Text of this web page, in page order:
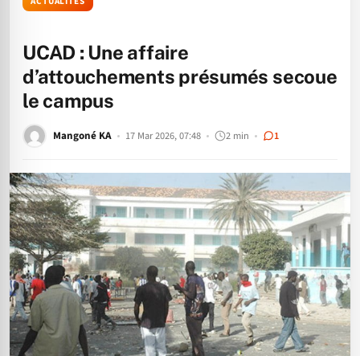
UCAD : Une affaire
d’attouchements présumés secoue
le campus
Mangoné KA 17 Mar 2026, 07:48 2 min 1